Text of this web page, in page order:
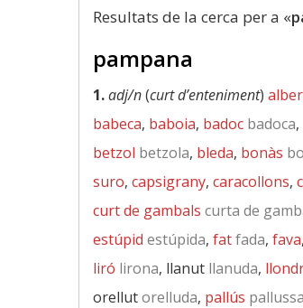
Resultats de la cerca per a «
pampana
1.adj/n(curt d’enteniment)
babeca, baboia, badoc badoca
betzol betzola, bleda, bonàs
suro, capsigrany, caracollons,
curt de gambals curta de
estúpid estúpida, fatfada, fava
liró lirona, llanut llanuda,
orellutorelluda, pallús pallussa